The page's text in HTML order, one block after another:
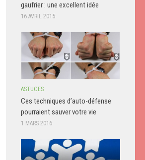
gaufrier : une excellent idée
16 AVRIL 2015
ASTUCES
Ces techniques d’auto-défense
pourraient sauver votre vie
1 MARS 2016